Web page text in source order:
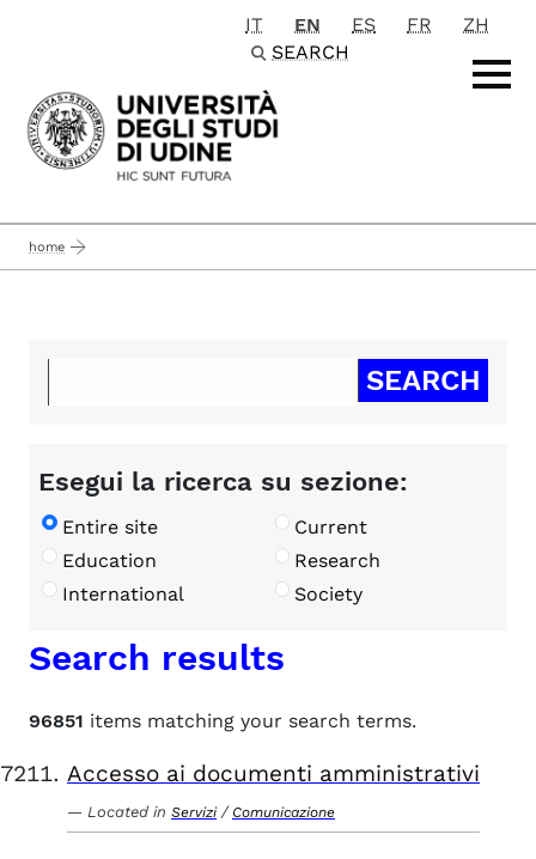
Passa al contenuto principale
IT EN ES FR
ZH
SEARCH
home
Esegui la ricerca su sezione:
Entire site
Current
Education
Research
International
Society
Search results
96851 items matching your search terms.
Accesso ai documenti amministrativi
Located in Servizi / Comunicazione